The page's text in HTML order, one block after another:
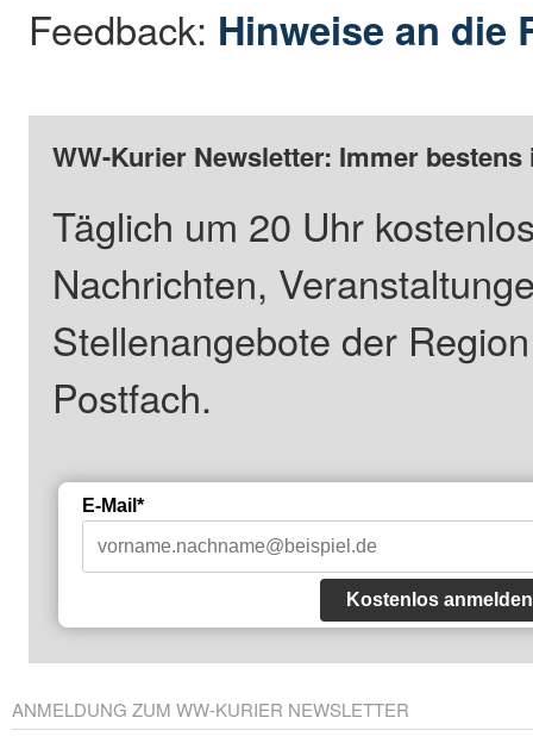
Feedback: Hinweise an die
WW-Kurier Newsletter: Immer
Täglich um 20 Uhr
Nachrichten,
Stellenangebote der
Postfach.
E-Mail*
Kostenlos anmelden
ANMELDUNG ZUM WW-KURIER NEWSLETTER